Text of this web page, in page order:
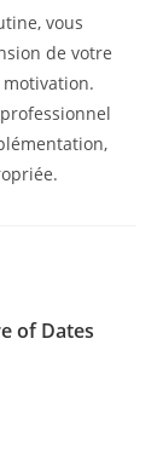
vous
de votre
of Dates